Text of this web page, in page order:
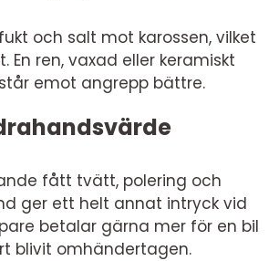
och salt mot karossen, vilket
En ren, vaxad eller keramiskt
emot angrepp bättre.
fått tvätt, polering och
ger ett helt annat intryck vid
betalar gärna mer för en bil
blivit omhändertagen.